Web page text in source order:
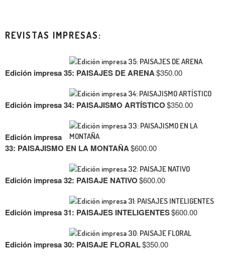
REVISTAS IMPRESAS:
Edición impresa 35: PAISAJES DE ARENA$350.00
Edición impresa 34: PAISAJISMO ARTÍSTICO$350.00
Edición impresa
33: PAISAJISMO EN LA MONTAÑA$600.00
Edición impresa 32: PAISAJE NATIVO$600.00
Edición impresa 31: PAISAJES INTELIGENTES$600.00
Edición impresa 30: PAISAJE FLORAL$350.00